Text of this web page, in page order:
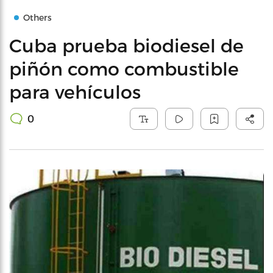
Others
Cuba prueba biodiesel de
piñón como combustible
para vehículos
0